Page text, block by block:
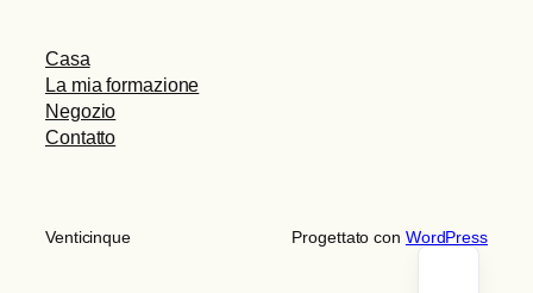
Casa
La mia formazione
Negozio
Contatto
Venticinque Progettato con WordPress